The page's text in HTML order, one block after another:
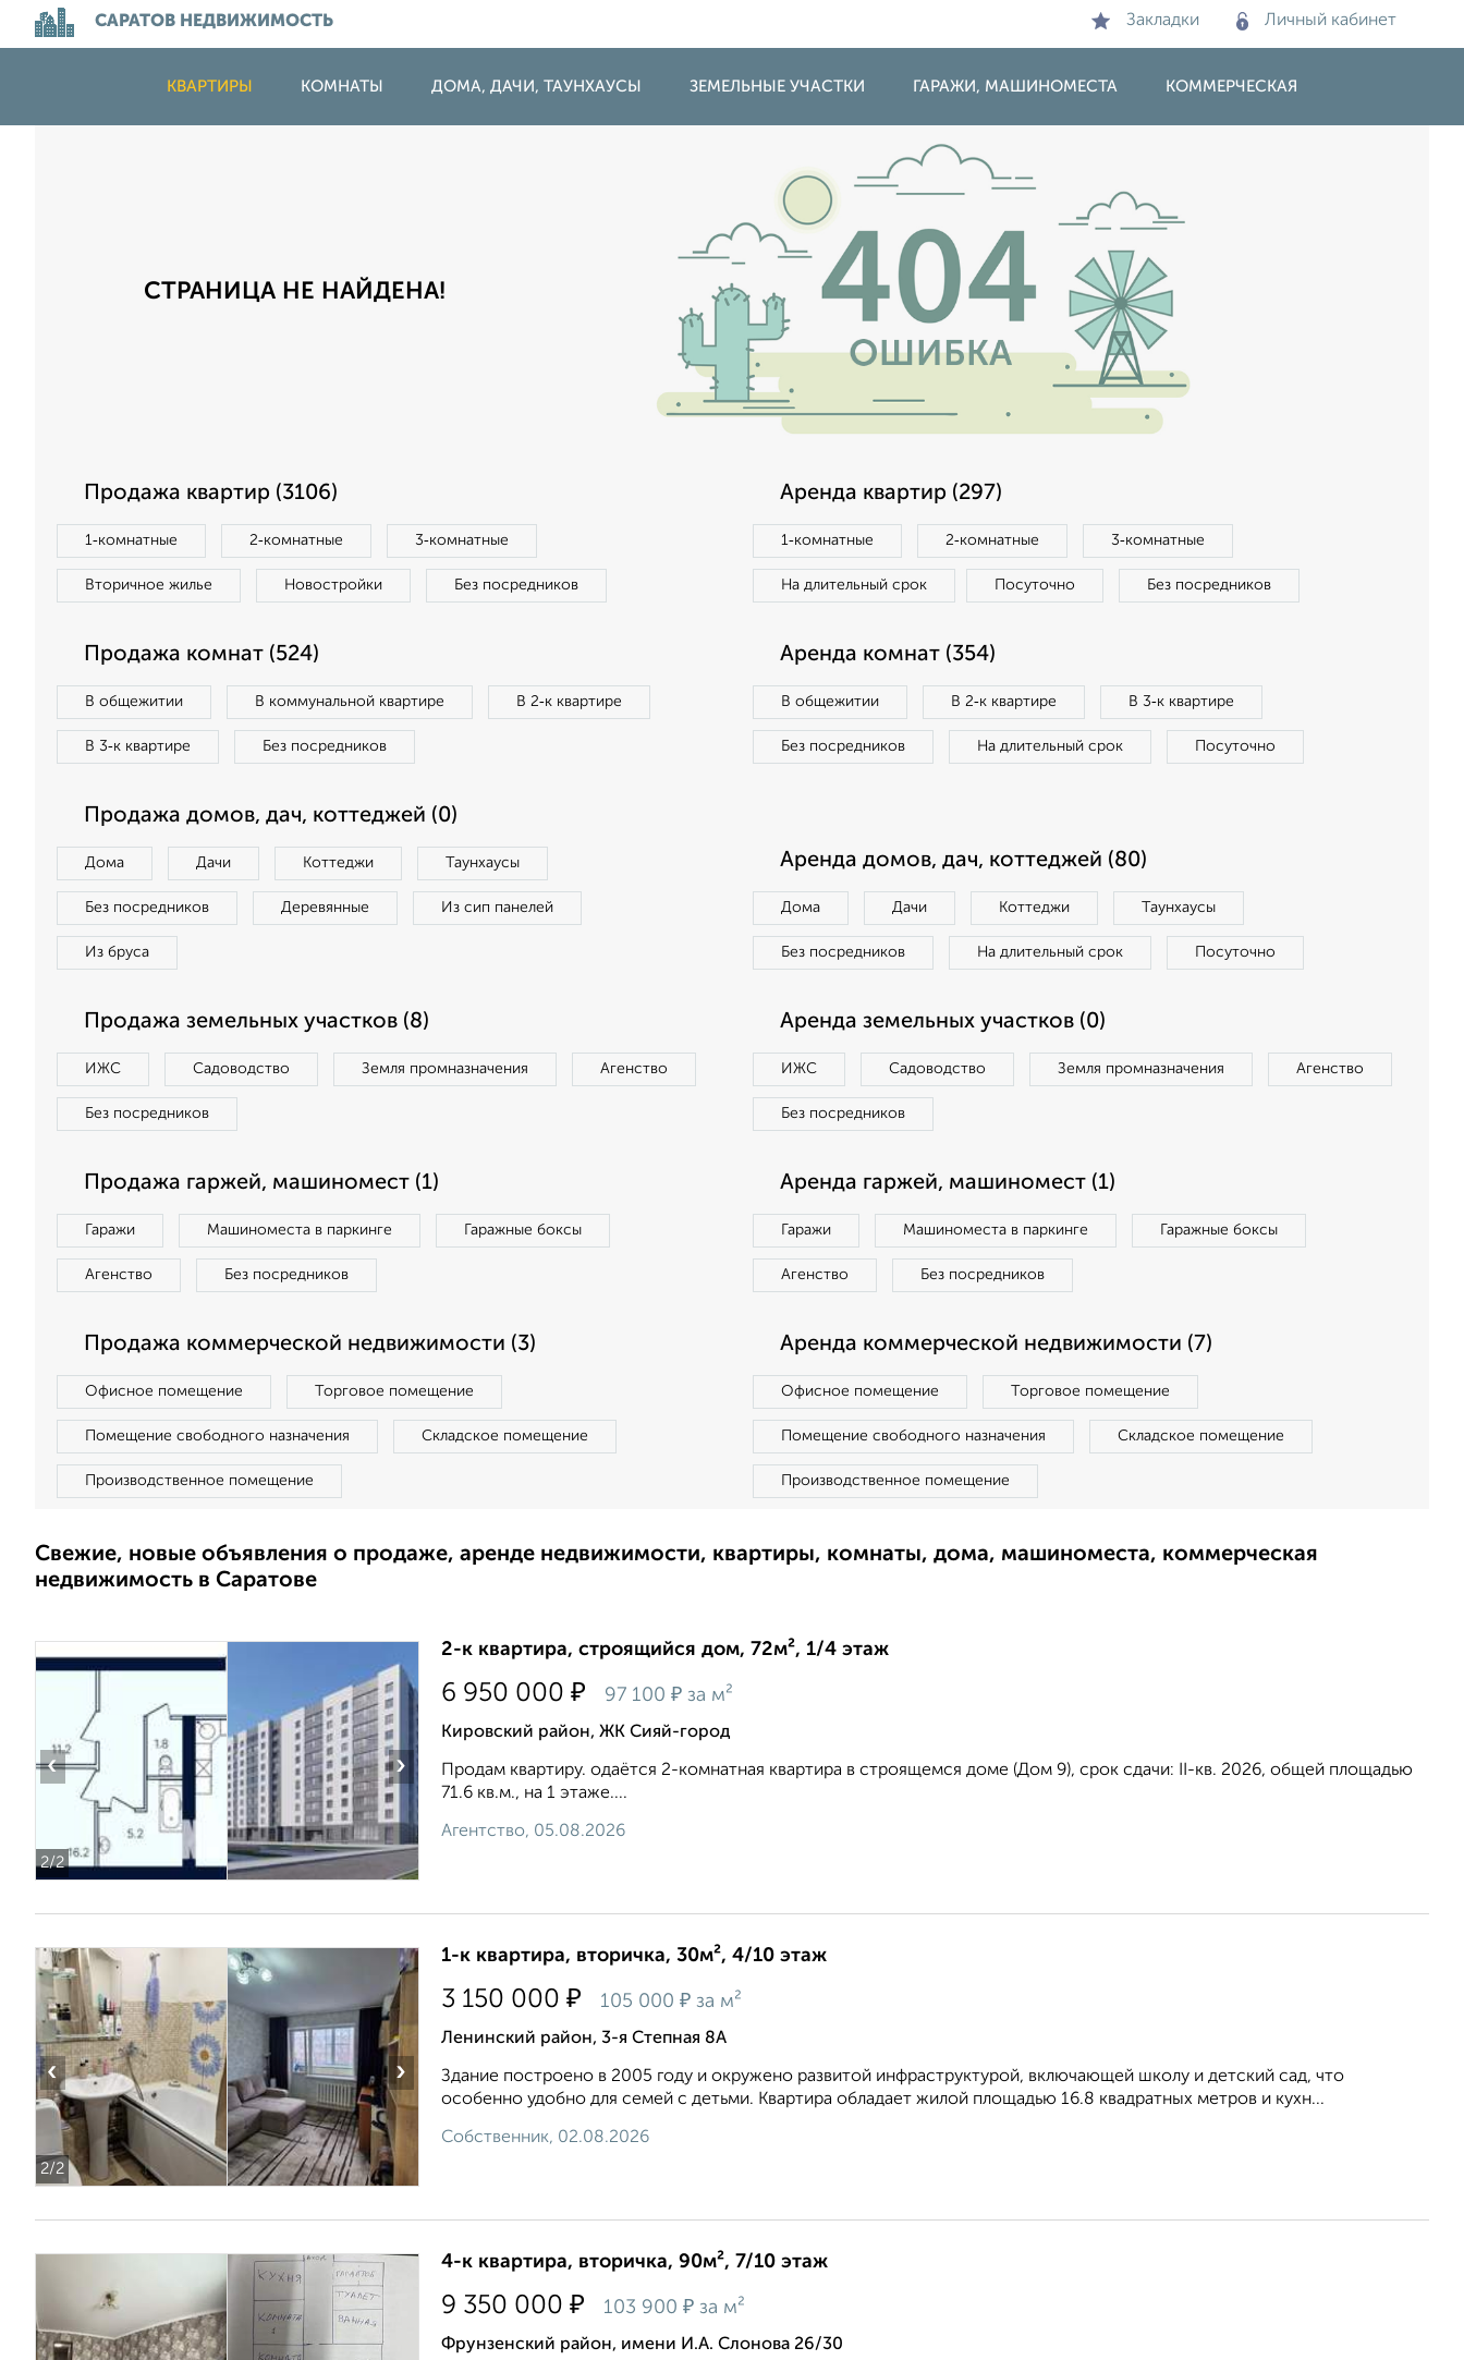
САРАТОВ НЕДВИЖИМОСТЬ Закладки Личный кабинет
КВАРТИРЫ КОМНАТЫ ДОМА, ДАЧИ, ТАУНХАУСЫ ЗЕМЕЛЬНЫЕ УЧАСТКИ ГАРАЖИ, МАШИНОМЕСТА КОММЕРЧЕСКАЯ
СТРАНИЦА НЕ НАЙДЕНА!
Продажа квартир (3106)
1‑комнатные 2‑комнатные 3‑комнатные
Вторичное жилье Новостройки Без посредников
Аренда квартир (297)
1‑комнатные 2‑комнатные 3‑комнатные
На длительный срок Посуточно Без посредников
Продажа комнат (524)
В общежитии В коммунальной квартире В 2‑к квартире
В 3‑к квартире Без посредников
Аренда комнат (354)
В общежитии В 2‑к квартире В 3‑к квартире
Без посредников На длительный срок Посуточно
Продажа домов, дач, коттеджей (0)
Дома Дачи Коттеджи Таунхаусы
Без посредников Деревянные Из сип панелей
Из бруса
Аренда домов, дач, коттеджей (80)
Дома Дачи Коттеджи Таунхаусы
Без посредников На длительный срок Посуточно
Продажа земельных участков (8)
ИЖС Садоводство Земля промназначения Агенство
Без посредников
Аренда земельных участков (0)
ИЖС Садоводство Земля промназначения Агенство
Без посредников
Продажа гаржей, машиномест (1)
Гаражи Машиноместа в паркинге Гаражные боксы
Агенство Без посредников
Аренда гаржей, машиномест (1)
Гаражи Машиноместа в паркинге Гаражные боксы
Агенство Без посредников
Продажа коммерческой недвижимости (3)
Офисное помещение Торговое помещение
Помещение свободного назначения Складское помещение
Производственное помещение
Аренда коммерческой недвижимости (7)
Офисное помещение Торговое помещение
Помещение свободного назначения Складское помещение
Производственное помещение
Свежие, новые объявления о продаже, аренде недвижимости, квартиры, комнаты, дома, машиноместа, коммерческая
недвижимость в Саратове
2/2
‹ ›
2-к квартира, строящийся дом, 72м², 1/4 этаж
6 950 000 ₽ 97 100 ₽ за м²
Кировский район, ЖК Сияй-город
Продам квартиру. одаётся 2-комнатная квартира в строящемся доме (Дом 9), срок сдачи: II-кв. 2026, общей площадью
71.6 кв.м., на 1 этаже....
Агентство, 05.08.2026
2/2
‹ ›
1-к квартира, вторичка, 30м², 4/10 этаж
3 150 000 ₽ 105 000 ₽ за м²
Ленинский район, 3-я Степная 8А
Здание построено в 2005 году и окружено развитой инфраструктурой, включающей школу и детский сад, что
особенно удобно для семей с детьми. Квартира обладает жилой площадью 16.8 квадратных метров и кухн...
Собственник, 02.08.2026
4-к квартира, вторичка, 90м², 7/10 этаж
9 350 000 ₽ 103 900 ₽ за м²
Фрунзенский район, имени И.А. Слонова 26/30